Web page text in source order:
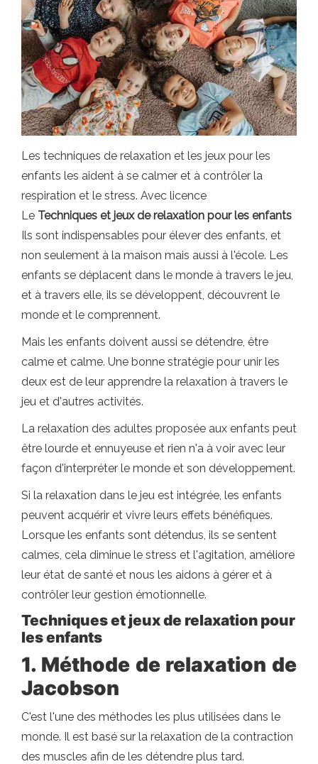
Les techniques de relaxation et les jeux pour les
enfants les aident à se calmer et à contrôler la
respiration et le stress. Avec licence
Le Techniques et jeux de relaxation pour les enfants
Ils sont indispensables pour élever des enfants, et
non seulement à la maison mais aussi à l'école. Les
enfants se déplacent dans le monde à travers le jeu,
et à travers elle, ils se développent, découvrent le
monde et le comprennent.
Mais les enfants doivent aussi se détendre, être
calme et calme. Une bonne stratégie pour unir les
deux est de leur apprendre la relaxation à travers le
jeu et d'autres activités.
La relaxation des adultes proposée aux enfants peut
être lourde et ennuyeuse et rien n'a à voir avec leur
façon d'interpréter le monde et son développement.
Si la relaxation dans le jeu est intégrée, les enfants
peuvent acquérir et vivre leurs effets bénéfiques.
Lorsque les enfants sont détendus, ils se sentent
calmes, cela diminue le stress et l'agitation, améliore
leur état de santé et nous les aidons à gérer et à
contrôler leur gestion émotionnelle.
Techniques et jeux de relaxation pour
les enfants
1. Méthode de relaxation de
Jacobson
C'est l'une des méthodes les plus utilisées dans le
monde. Il est basé sur la relaxation de la contraction
des muscles afin de les détendre plus tard.